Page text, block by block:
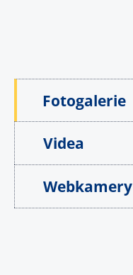
Fotogalerie
Videa
Webkamery